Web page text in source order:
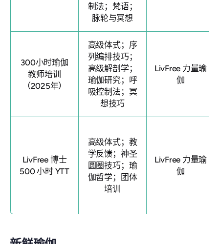
制法；梵语；
脉轮与冥想
300小时瑜伽
教师培训
（2025年）
高级体式；序
列编排技巧；
高级解剖学；
瑜伽研究；呼
吸控制法；冥
想技巧
LivFree 力量瑜
伽
LivFree 博士
500 小时 YTT
高级体式；教
学反馈；神圣
圆圈技巧；瑜
伽哲学；团体
培训
LivFree 力量瑜
伽